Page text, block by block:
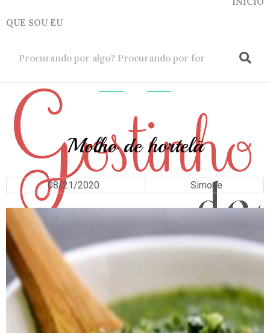
QUE SOU EU
Receitas e vinhos
Molho de hortelã
08/21/2020 Simone